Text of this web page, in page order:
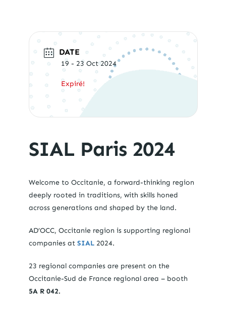
DATE
19 - 23 Oct 2024
Expiré!
SIAL Paris 2024
Welcome to Occitanie, a forward-thinking region
deeply rooted in traditions, with skills honed
across generations and shaped by the land.
AD’OCC, Occitanie region is supporting regional
companies at SIAL2024.
23 regional companies are present on the
Occitanie-Sud de France regional area – booth
5A R 042.